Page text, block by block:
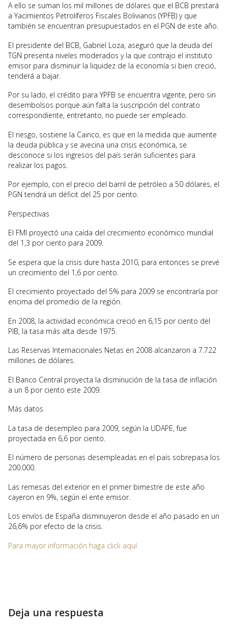
A ello se suman los mil millones de dólares que el BCB prestará
a Yacimientos Petrolíferos Fiscales Bolivianos (YPFB) y que
también se encuentran presupuestados en el PGN de este año.
El presidente del BCB, Gabriel Loza, aseguró que la deuda del
TGN presenta niveles moderados y la que contrajo el instituto
emisor para disminuir la liquidez de la economía si bien creció,
tenderá a bajar.
Por su lado, el crédito para YPFB se encuentra vigente, pero sin
desembolsos porque aún falta la suscripción del contrato
correspondiente, entretanto, no puede ser empleado.
El riesgo, sostiene la Cainco, es que en la medida que aumente
la deuda pública y se avecina una crisis económica, se
desconoce si los ingresos del país serán suficientes para
realizar los pagos.
Por ejemplo, con el precio del barril de petróleo a 50 dólares, el
PGN tendrá un déficit del 25 por ciento.
Perspectivas
El FMI proyectó una caída del crecimiento económico mundial
del 1,3 por ciento para 2009.
Se espera que la crisis dure hasta 2010, para entonces se prevé
un crecimiento del 1,6 por ciento.
El crecimiento proyectado del 5% para 2009 se encontraría por
encima del promedio de la región.
En 2008, la actividad económica creció en 6,15 por ciento del
PIB, la tasa más alta desde 1975.
Las Reservas Internacionales Netas en 2008 alcanzaron a 7.722
millones de dólares.
El Banco Central proyecta la disminución de la tasa de inflación
a un 8 por ciento este 2009.
Más datos
La tasa de desempleo para 2009, según la UDAPE, fue
proyectada en 6,6 por ciento.
El número de personas desempleadas en el país sobrepasa los
200.000.
Las remesas del exterior en el primer bimestre de este año
cayeron en 9%, según el ente emisor.
Los envíos de España disminuyeron desde el año pasado en un
26,6% por efecto de la crisis.
Para mayor información haga click aquí
Deja una respuesta